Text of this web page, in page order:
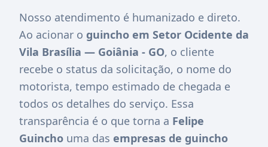
Nosso atendimento é humanizado e direto.
Ao acionar o guincho em Setor Ocidente da
Vila Brasília — Goiânia - GO, o cliente
recebe o status da solicitação, o nome do
motorista, tempo estimado de chegada e
todos os detalhes do serviço. Essa
transparência é o que torna a Felipe
Guincho uma das empresas de guincho